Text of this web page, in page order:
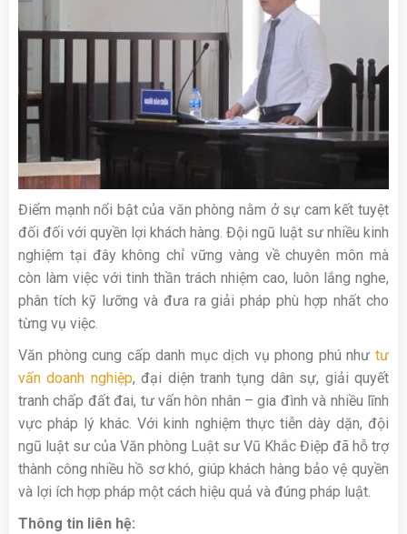
Điểm mạnh nổi bật của văn phòng nằm ở sự cam kết tuyệt
đối đối với quyền lợi khách hàng. Đội ngũ luật sư nhiều kinh
nghiệm tại đây không chỉ vững vàng về chuyên môn mà
còn làm việc với tinh thần trách nhiệm cao, luôn lắng nghe,
phân tích kỹ lưỡng và đưa ra giải pháp phù hợp nhất cho
từng vụ việc.
Văn phòng cung cấp danh mục dịch vụ phong phú như tư
vấn doanh nghiệp, đại diện tranh tụng dân sự, giải quyết
tranh chấp đất đai, tư vấn hôn nhân – gia đình và nhiều lĩnh
vực pháp lý khác. Với kinh nghiệm thực tiễn dày dặn, đội
ngũ luật sư của Văn phòng Luật sư Vũ Khắc Điệp đã hỗ trợ
thành công nhiều hồ sơ khó, giúp khách hàng bảo vệ quyền
và lợi ích hợp pháp một cách hiệu quả và đúng pháp luật.
Thông tin liên hệ: